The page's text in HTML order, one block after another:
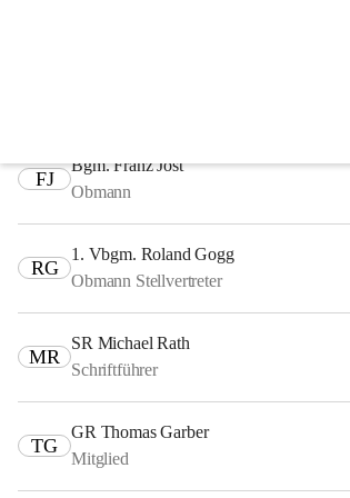
FJ
Bgm. Franz Jost
Obmann
RG
1. Vbgm. Roland Gogg
Obmann Stellvertreter
MR
SR Michael Rath
Schriftführer
TG
GR Thomas Garber
Mitglied